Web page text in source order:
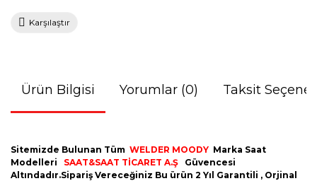
Karşılaştır
Ürün Bilgisi Yorumlar (0) Taksit
Sitemizde Bulunan Tüm WELDER MOODY Marka Saat
Modelleri SAAT&SAAT TİCARET A.Ş Güvencesi
Altındadır.Sipariş Vereceğiniz Bu ürün 2 Yıl Garantili , Orjinal